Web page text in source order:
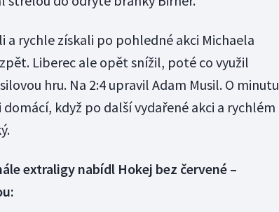
a rychle získali po pohledné akci Michaela
Liberec ale opět snížil, poté co využil
hru. Na 2:4 upravil Adam Musil. O minutu
když po další vydařené akci a rychlém
extraligy nabídl Hokej bez červené –